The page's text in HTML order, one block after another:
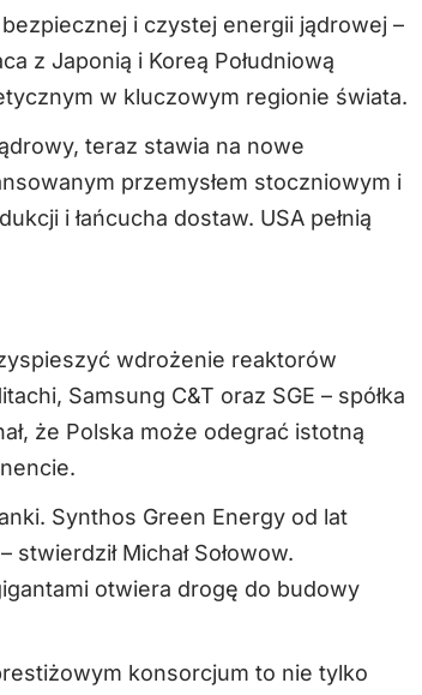
i czystej energii jądrowej –
z Japonią i Koreą Południową
w kluczowym regionie świata.
teraz stawia na nowe
przemysłem stoczniowym i
i łańcucha dostaw. USA pełnią
wdrożenie reaktorów
Samsung C&T oraz SGE – spółka
że Polska może odegrać istotną
Synthos Green Energy od lat
Michał Sołowow.
otwiera drogę do budowy
konsorcjum to nie tylko